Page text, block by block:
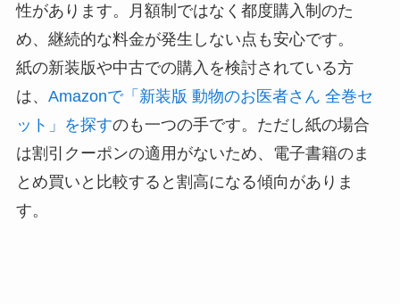
性があります。月額制ではなく都度購入制のた
め、継続的な料金が発生しない点も安心です。
紙の新装版や中古での購入を検討されている方
は、 Amazonで「新装版 動物のお医者さん 全巻セ
ット」を探すのも一つの手です。ただし紙の場合
は割引クーポンの適用がないため、電子書籍のま
とめ買いと比較すると割高になる傾向がありま
す。